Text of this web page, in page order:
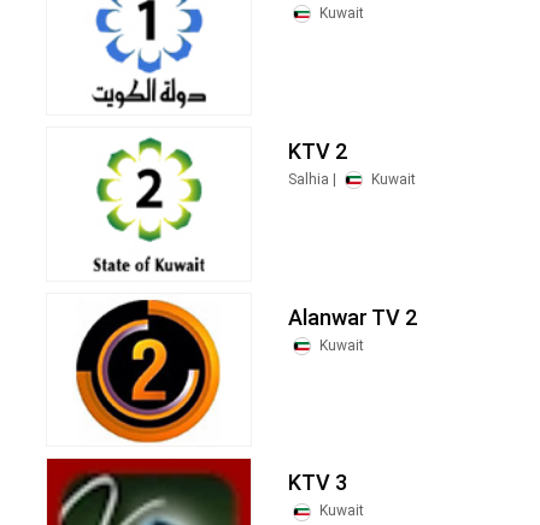
Kuwait
KTV 2
Salhia | Kuwait
Alanwar TV 2
Kuwait
KTV 3
Kuwait